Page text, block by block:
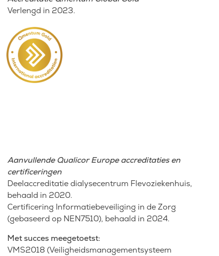
Verlengd in 2023.
Aanvullende Qualicor Europe accreditaties en
certificeringen
Deelaccreditatie dialysecentrum Flevoziekenhuis,
behaald in 2020.
Certificering Informatiebeveiliging in de Zorg
(gebaseerd op NEN7510), behaald in 2024.
Met succes meegetoetst:
VMS2018 (Veiligheidsmanagementsysteem